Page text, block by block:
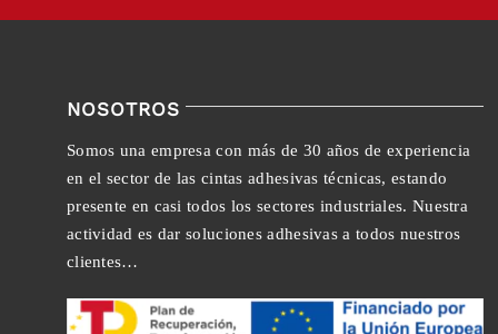
NOSOTROS
Somos una empresa con más de 30 años de experiencia
en el sector de las cintas adhesivas técnicas, estando
presente en casi todos los sectores industriales. Nuestra
actividad es dar soluciones adhesivas a todos nuestros
clientes…